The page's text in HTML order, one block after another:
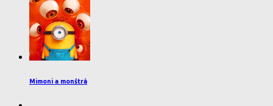
Mimoni a monštrá